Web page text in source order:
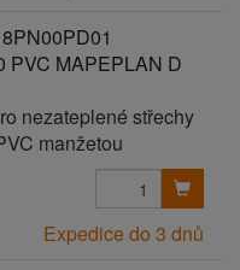
PVC MAPEPLAN D
nezateplené střechy
manžetou
Expedice do 3 dnů